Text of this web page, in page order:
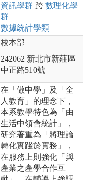
資訊學群 跨 數理化學
群
數據統計學類
校本部
242062 新北市新莊區
中正路510號
在「做中學」及「全
人教育」的理念下，
本系教學特色為「由
生活中領會統計」，
研究著重為「將理論
轉化實踐於實務」，
在服務上則強化「與
產業之產學合作互